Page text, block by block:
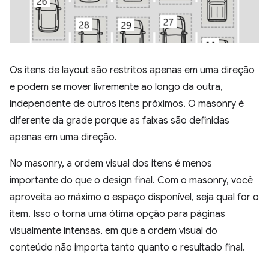
Os itens de layout são restritos apenas em uma direção
e podem se mover livremente ao longo da outra,
independente de outros itens próximos. O masonry é
diferente da grade porque as faixas são definidas
apenas em uma direção.
No masonry, a ordem visual dos itens é menos
importante do que o design final. Com o masonry, você
aproveita ao máximo o espaço disponível, seja qual for o
item. Isso o torna uma ótima opção para páginas
visualmente intensas, em que a ordem visual do
conteúdo não importa tanto quanto o resultado final.